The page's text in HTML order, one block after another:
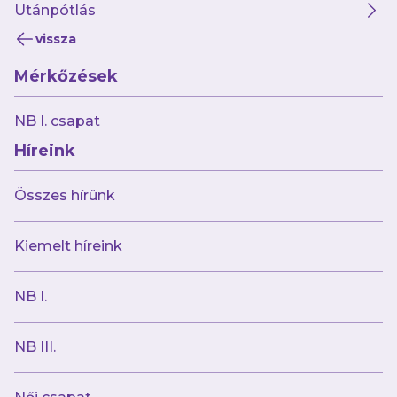
Utánpótlás
vissza
Mérkőzések
NB I. csapat
Híreink
Összes hírünk
Kiemelt híreink
NB I.
NB III.